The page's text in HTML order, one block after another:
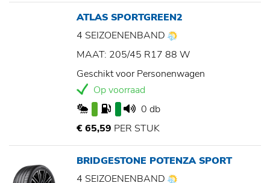
ATLAS SPORTGREEN2
4 SEIZOENENBAND
MAAT: 205/45 R17 88 W
Geschikt voor Personenwagen
Op voorraad
0 db
€ 65,59 PER STUK
BRIDGESTONE POTENZA SPORT
4 SEIZOENENBAND